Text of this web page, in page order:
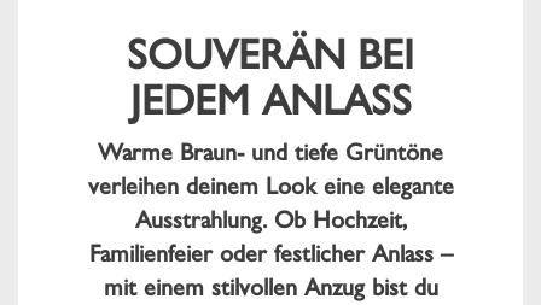
SOUVERÄN BEI
JEDEM ANLASS
Warme Braun- und tiefe Grüntöne
verleihen deinem Look eine elegante
Ausstrahlung. Ob Hochzeit,
Familienfeier oder festlicher Anlass –
mit einem stilvollen Anzug bist du